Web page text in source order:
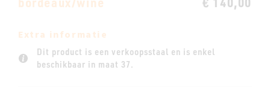
Extra informatie
Dit product is een verkoopsstaal en is enkel
beschikbaar in maat 37.